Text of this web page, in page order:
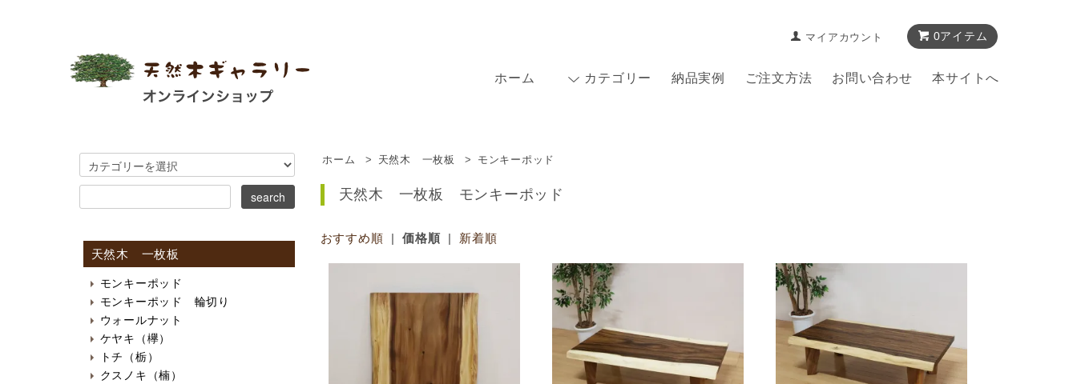
0アイテム
マイアカウント
ホーム カテゴリー 納品実例 ご注文方法 お問い合わせ 本サイトへ
ホーム > 天然木 一枚板 > モンキーポッド
天然木 一枚板 モンキーポッド
おすすめ順 |価格順 | 新着順
天然木 一枚板
モンキーポッド
モンキーポッド 輪切り
ウォールナット
ケヤキ（欅）
トチ（栃）
クスノキ（楠）